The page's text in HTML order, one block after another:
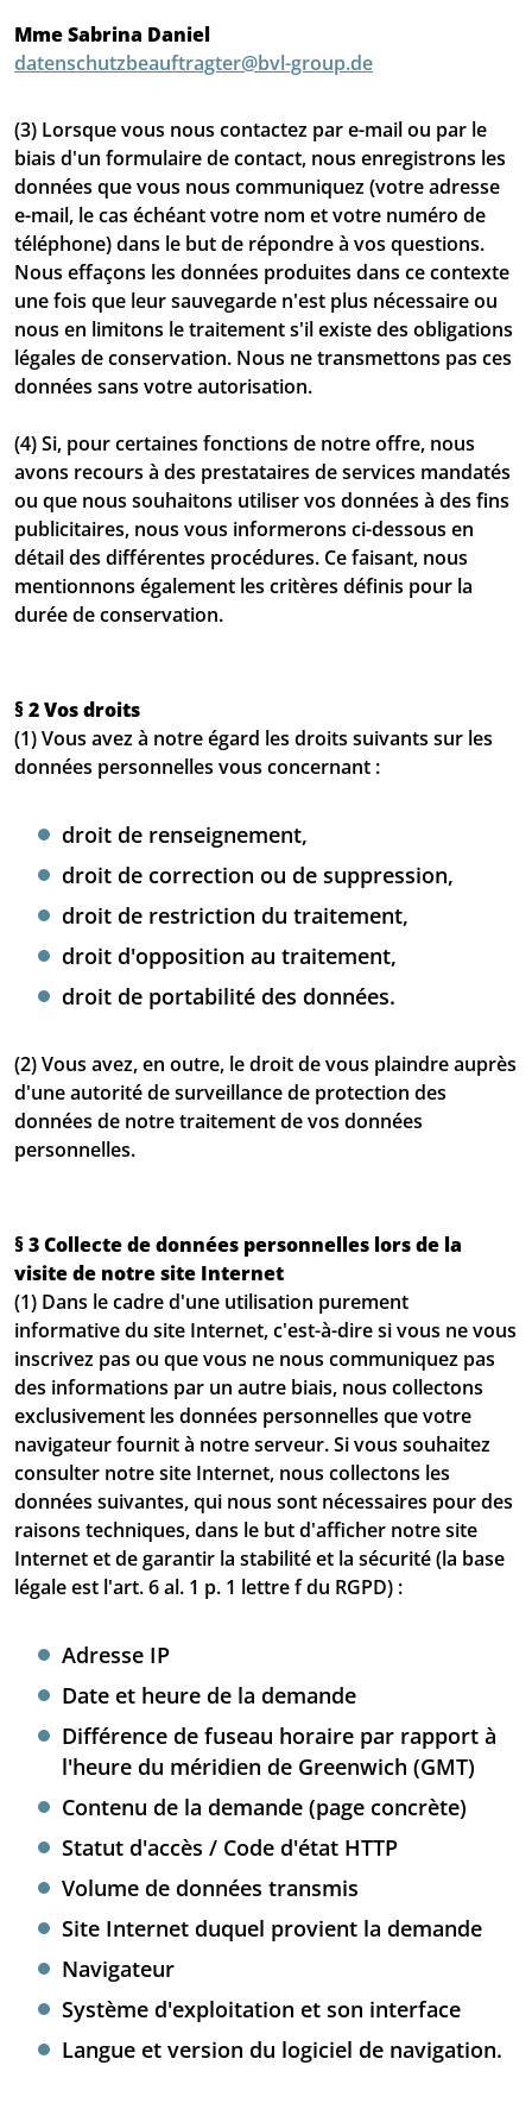
Mme Sabrina Daniel
datenschutzbeauftragter@bvl-group.de
(3) Lorsque vous nous contactez par e-mail ou par le
biais d'un formulaire de contact, nous enregistrons les
données que vous nous communiquez (votre adresse
e-mail, le cas échéant votre nom et votre numéro de
téléphone) dans le but de répondre à vos questions.
Nous effaçons les données produites dans ce contexte
une fois que leur sauvegarde n'est plus nécessaire ou
nous en limitons le traitement s'il existe des obligations
légales de conservation. Nous ne transmettons pas ces
données sans votre autorisation.
(4) Si, pour certaines fonctions de notre offre, nous
avons recours à des prestataires de services mandatés
ou que nous souhaitons utiliser vos données à des fins
publicitaires, nous vous informerons ci-dessous en
détail des différentes procédures. Ce faisant, nous
mentionnons également les critères définis pour la
durée de conservation.
§ 2 Vos droits
(1) Vous avez à notre égard les droits suivants sur les
données personnelles vous concernant :
droit de renseignement,
droit de correction ou de suppression,
droit de restriction du traitement,
droit d'opposition au traitement,
droit de portabilité des données.
(2) Vous avez, en outre, le droit de vous plaindre auprès
d'une autorité de surveillance de protection des
données de notre traitement de vos données
personnelles.
§ 3 Collecte de données personnelles lors de la
visite de notre site Internet
(1) Dans le cadre d'une utilisation purement
informative du site Internet, c'est-à-dire si vous ne vous
inscrivez pas ou que vous ne nous communiquez pas
des informations par un autre biais, nous collectons
exclusivement les données personnelles que votre
navigateur fournit à notre serveur. Si vous souhaitez
consulter notre site Internet, nous collectons les
données suivantes, qui nous sont nécessaires pour des
raisons techniques, dans le but d'afficher notre site
Internet et de garantir la stabilité et la sécurité (la base
légale est l'art. 6 al. 1 p. 1 lettre f du RGPD) :
Adresse IP
Date et heure de la demande
Différence de fuseau horaire par rapport à
l'heure du méridien de Greenwich (GMT)
Contenu de la demande (page concrète)
Statut d'accès / Code d'état HTTP
Volume de données transmis
Site Internet duquel provient la demande
Navigateur
Système d'exploitation et son interface
Langue et version du logiciel de navigation.